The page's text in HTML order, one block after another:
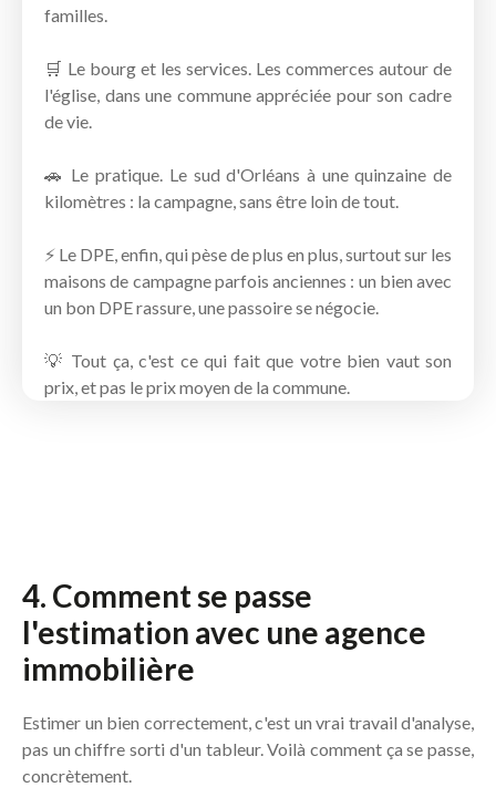
familles.
🛒 Le bourg et les services. Les commerces autour de
l'église, dans une commune appréciée pour son cadre
de vie.
🚗 Le pratique. Le sud d'Orléans à une quinzaine de
kilomètres : la campagne, sans être loin de tout.
⚡ Le DPE, enfin, qui pèse de plus en plus, surtout sur les
maisons de campagne parfois anciennes : un bien avec
un bon DPE rassure, une passoire se négocie.
💡 Tout ça, c'est ce qui fait que votre bien vaut son
prix, et pas le prix moyen de la commune.
4. Comment se passe
l'estimation avec une agence
immobilière
Estimer un bien correctement, c'est un vrai travail d'analyse,
pas un chiffre sorti d'un tableur. Voilà comment ça se passe,
concrètement.